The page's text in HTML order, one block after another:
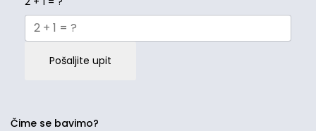
Pošaljite upit
Čime se bavimo?